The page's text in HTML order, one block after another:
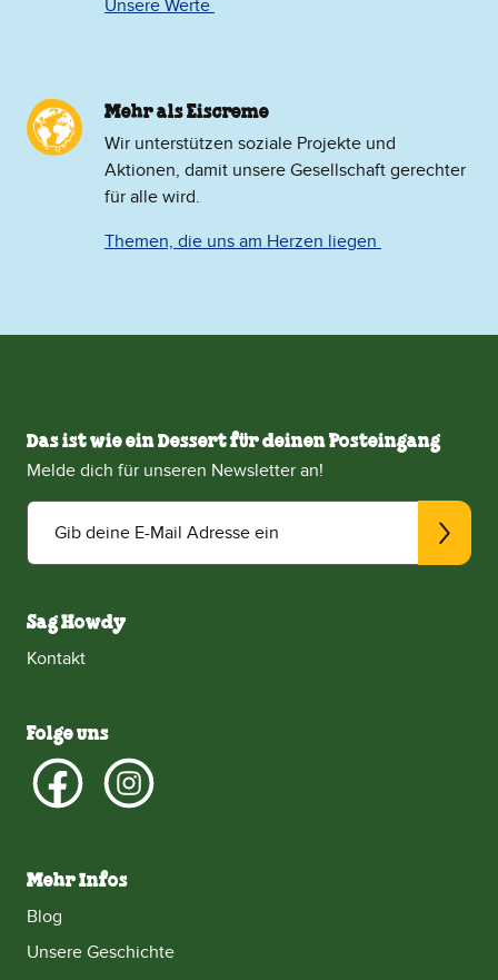
Unsere Werte
Mehr als Eiscreme
​Wir unterstützen soziale Projekte und
Aktionen, damit unsere Gesellschaft gerechter
für alle wird.
Themen, die uns am Herzen liegen
Das ist wie ein Dessert für deinen Posteingang
Melde dich für unseren Newsletter an!
Gib deine E-Mail Adresse ein
Sag Howdy
Kontakt
Folge uns
Mehr Infos
Blog
Unsere Geschichte